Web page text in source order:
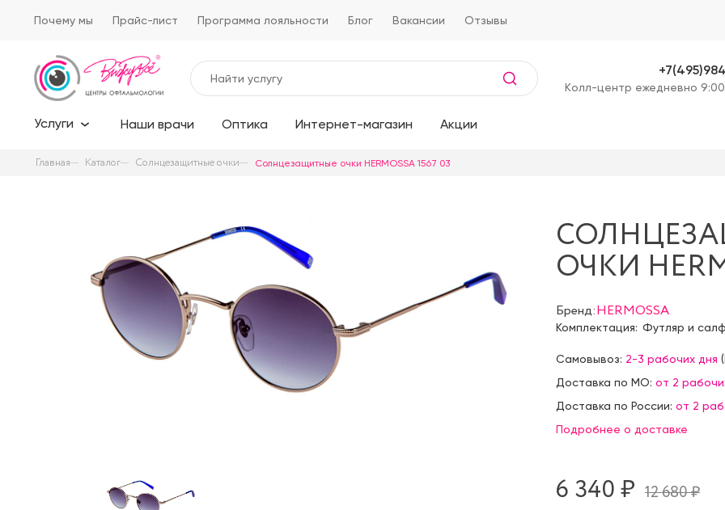
Почему мы Прайс-лист Программа лояльности Блог Вакансии Отзывы
Kолл-центр ежедневно
Услуги Наши врачи Оптика Интернет-магазин Акции
Главная Каталог Солнцезащитные очки Солнцезащитные очки HERMOSSA 1567 03
ОЧКИ
Бренд:HERMOSSA
Комплектация: Футляр и
Самовывоз: 2-3 рабочих дня (
Доставка по МО: от 2
Доставка по России: от 2
Подробнее о доставке
6 340 ₷ 12 680 ₷